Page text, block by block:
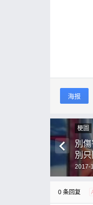
海报
梗圖
別
別
2017-
0 条回复